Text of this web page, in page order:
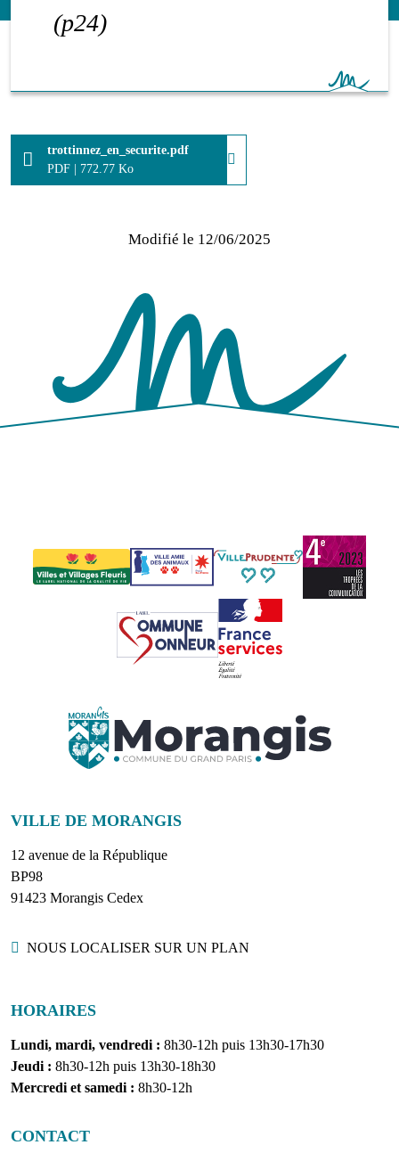
(p24)
trottinnez_en_securite.pdf
PDF
772.77 Ko
Modifié le 12/06/2025
VILLE DE MORANGIS
12 avenue de la République
BP98
91423 Morangis Cedex
Localisation
NOUS LOCALISER SUR UN PLAN
HORAIRES
Lundi, mardi, vendredi : 8h30-12h puis 13h30-17h30
Jeudi : 8h30-12h puis 13h30-18h30
Mercredi et samedi : 8h30-12h
CONTACT